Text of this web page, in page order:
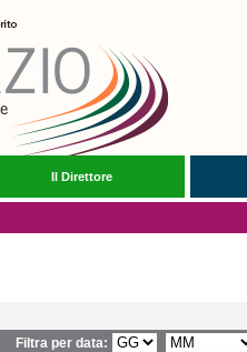
Il Direttore
Filtra per data: